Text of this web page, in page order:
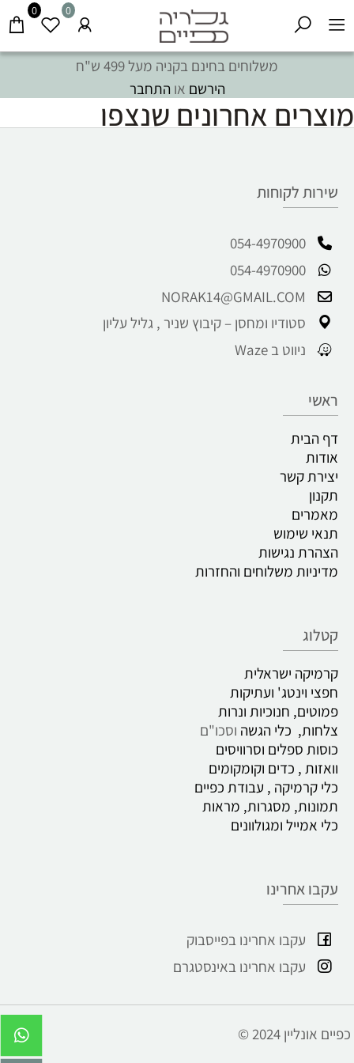
משלוחים בחינם בקניה מעל 499 ש"ח
הירשם או התחבר
0 0
מוצרים אחרונים שנצפו
שירות לקוחות
054-4970900
054-4970900
NORAK14@GMAIL.COM
סטודיו ומחסן – קיבוץ שניר , גליל עליון
ניווט ב Waze
ראשי
דף הבית
אודות
יצירת קשר
תקנון
מאמרים
תנאי שימוש
הצהרת נגישות
מדיניות משלוחים והחזרות
קטלוג
קרמיקה ישראלית
חפצי וינטג' ועתיקות
פמוטים, חנוכיות ונרות
צלחות, כלי הגשה וסכו"ם
כוסות ספלים וסרוויסים
וואזות , כדים וקומקומים
כלי קרמיקה , עבודת כפיים
תמונות, מסגרות, מראות
כלי אמייל ומגולוונים
עקבו אחרינו
עקבו אחרינו בפייסבוק
עקבו אחרינו באינסטגרם
© 2024 כפיים אונליין